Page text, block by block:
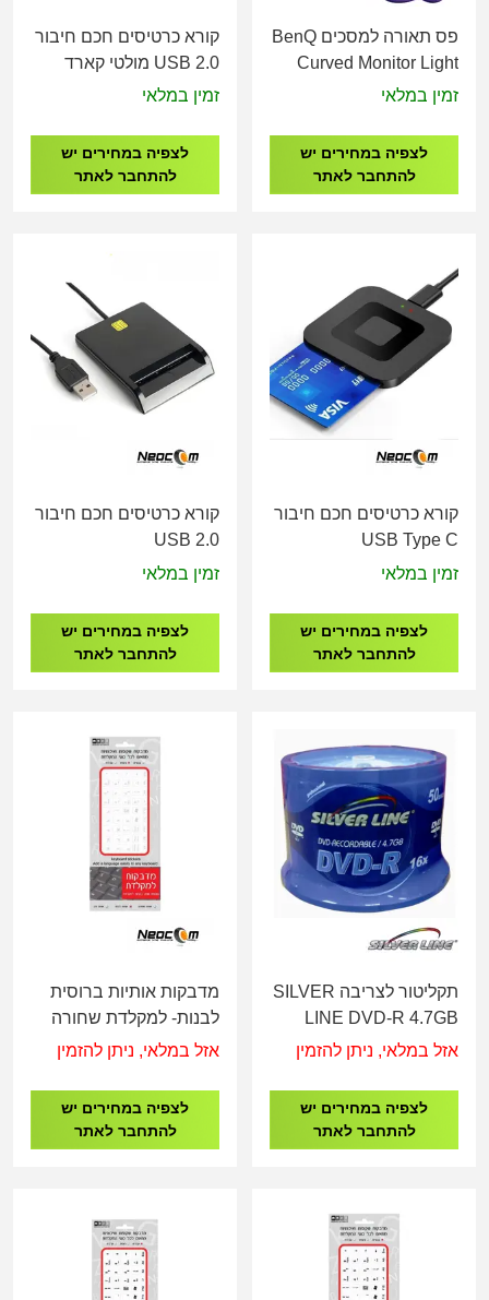
פס תאורה למסכים BenQ
Curved Monitor Light
Bar Screenbar Halo 2
זמין במלאי
לצפיה במחירים יש
להתחבר לאתר
קורא כרטיסים חכם חיבור
USB 2.0 מולטי קארד
זמין במלאי
לצפיה במחירים יש
להתחבר לאתר
קורא כרטיסים חכם חיבור
USB Type C
זמין במלאי
לצפיה במחירים יש
להתחבר לאתר
קורא כרטיסים חכם חיבור
USB 2.0
זמין במלאי
לצפיה במחירים יש
להתחבר לאתר
תקליטור לצריבה SILVER
LINE DVD-R 4.7GB
CAKE 50
אזל במלאי, ניתן להזמין
לצפיה במחירים יש
להתחבר לאתר
מדבקות אותיות ברוסית
לבנות- למקלדת שחורה
אזל במלאי, ניתן להזמין
לצפיה במחירים יש
להתחבר לאתר